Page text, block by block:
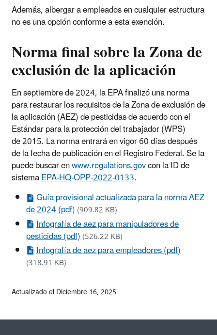
Además, albergar a empleados en cualquier estructura
no es una opción conforme a esta exención.
Norma final sobre la Zona de
exclusión de la aplicación
En septiembre de 2024, la EPA finalizó una norma
para restaurar los requisitos de la Zona de exclusión de
la aplicación (AEZ) de pesticidas de acuerdo con el
Estándar para la protección del trabajador (WPS)
de 2015. La norma entrará en vigor 60 días después
de la fecha de publicación en el Registro Federal. Se la
puede buscar enwww.regulations.govcon la ID de
sistemaEPA-HQ-OPP-2022-0133.
Guía provisional actualizada para la norma AEZ
de 2024 (pdf)(909.82 KB)
Infografía de aez para manipuladores de
pesticidas (pdf)(526.22 KB)
Infografía de aez para empleadores (pdf)
(318.91 KB)
Actualizado el Diciembre 16, 2025